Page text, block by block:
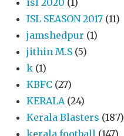
ISL SEASON 2017 (11)
jamshedpur (1)
jithin M.S (5)
k (1)
KBFC (27)
KERALA (24)
Kerala Blasters (187)
kerala football (147)